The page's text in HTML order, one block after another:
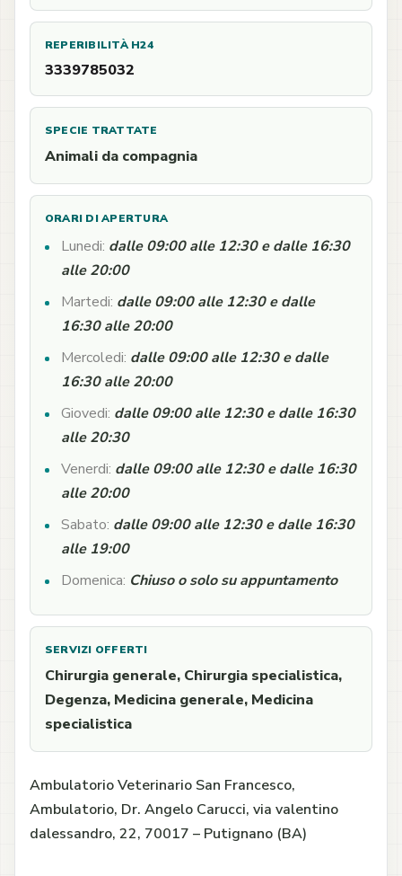
REPERIBILITÀ H24
3339785032
SPECIE TRATTATE
Animali da compagnia
ORARI DI APERTURA
Lunedi: dalle 09:00 alle 12:30 e dalle 16:30
alle 20:00
Martedi: dalle 09:00 alle 12:30 e dalle
16:30 alle 20:00
Mercoledi: dalle 09:00 alle 12:30 e dalle
16:30 alle 20:00
Giovedi: dalle 09:00 alle 12:30 e dalle 16:30
alle 20:30
Venerdi: dalle 09:00 alle 12:30 e dalle 16:30
alle 20:00
Sabato: dalle 09:00 alle 12:30 e dalle 16:30
alle 19:00
Domenica: Chiuso o solo su appuntamento
SERVIZI OFFERTI
Chirurgia generale, Chirurgia specialistica,
Degenza, Medicina generale, Medicina
specialistica
Ambulatorio Veterinario San Francesco,
Ambulatorio, Dr. Angelo Carucci, via valentino
dalessandro, 22, 70017 – Putignano (BA)